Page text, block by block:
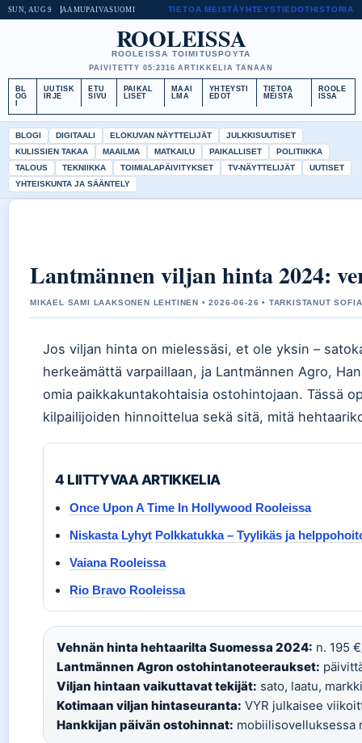
SUN, AUG 9 AAMUPAIVASUOMI TIETOA MEISTÄYHTEYSTIEDOTHISTORIA
ROOLEISSA
ROOLEISSA TOIMITUSPOYTA
PAIVITETTY 05:2316 ARTIKKELIA TANAAN
BL
OG
UUTISK
IRJE
ETU
SIVU
PAIKAL
LISET
MAAI
LMA
YHTEYSTI
EDOT
TIETOA
MEISTÄ
ROOLE
ISSA
BLOGI DIGITAALI ELOKUVAN NÄYTTELIJÄT
JULKKISUUTISET
KULISSIEN TAKAA
MAAILMA MATKAILU PAIKALLISET
POLITIIKKA
TALOUS
TEKNIIKKA TOIMIALAPÄIVITYKSET TV-NÄYTTELIJÄT
UUTISET
YHTEISKUNTA JA SÄÄNTELY
Lantmännen viljan hinta 2024:
MIKAEL SAMI LAAKSONEN LEHTINEN • 2026-06-26 • TARKISTANUT
Jos viljan hinta on mielessäsi, et ole yksin –
herkeämättä varpaillaan, ja Lantmännen Agro,
omia paikkakuntakohtaisia ostohintojaan. Tässä
kilpailijoiden hinnoittelua sekä sitä, mitä
4 LIITTYVAA ARTIKKELIA
Once Upon A Time In Hollywood Rooleissa
Niskasta Lyhyt Polkkatukka – Tyylikäs ja
Vaiana Rooleissa
Rio Bravo Rooleissa
Vehnän hinta hehtaarilta Suomessa 2024: n. 195
Lantmännen Agron ostohintanoteeraukset:
Viljan hintaan vaikuttavat tekijät: sato, laatu,
Kotimaan viljan hintaseuranta: VYR julkaisee
Hankkijan päivän ostohinnat: mobiilisovelluksessa